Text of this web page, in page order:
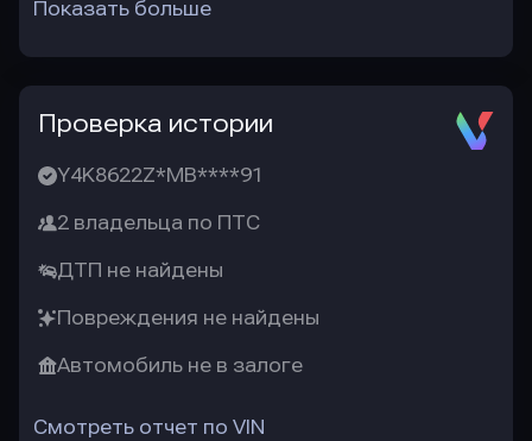
Показать больше
Проверка истории
Y4K8622Z*MB****91
2 владельца по ПТС
ДТП не найдены
Повреждения не найдены
Автомобиль не в залоге
Смотреть отчет по VIN